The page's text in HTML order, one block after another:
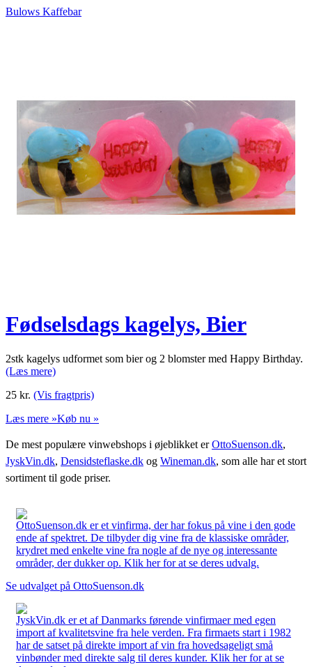
Bulows Kaffebar
Fødselsdags kagelys, Bier
2stk kagelys udformet som bier og 2 blomster med Happy Birthday.
(Læs mere)
25 kr. (Vis fragtpris)
Læs mere »Køb nu »
De mest populære vinwebshops i øjeblikket erOttoSuenson.dk,
JyskVin.dk, Densidsteflaske.dk og Wineman.dk, som alle har et stort
sortiment til gode priser.
OttoSuenson.dk er et vinfirma, der har fokus på vine i den gode
ende af spektret. De tilbyder dig vine fra de klassiske områder,
krydret med enkelte vine fra nogle af de nye og interessante
områder, der dukker op. Klik her for at se deres udvalg.
Se udvalget på OttoSuenson.dk
JyskVin.dk er et af Danmarks førende vinfirmaer med egen
import af kvalitetsvine fra hele verden. Fra firmaets start i 1982
har de satset på direkte import af vin fra hovedsageligt små
vinbønder med direkte salg til deres kunder. Klik her for at se